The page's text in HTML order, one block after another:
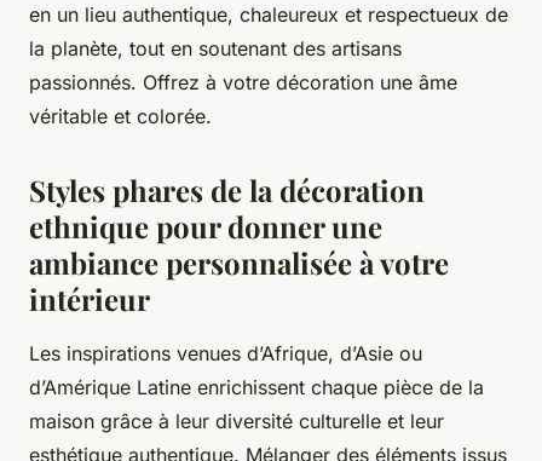
en un lieu authentique, chaleureux et respectueux de
la planète, tout en soutenant des artisans
passionnés. Offrez à votre décoration une âme
véritable et colorée.
Styles phares de la décoration
ethnique pour donner une
ambiance personnalisée à votre
intérieur
Les inspirations venues d’Afrique, d’Asie ou
d’Amérique Latine enrichissent chaque pièce de la
maison grâce à leur diversité culturelle et leur
esthétique authentique. Mélanger des éléments issus